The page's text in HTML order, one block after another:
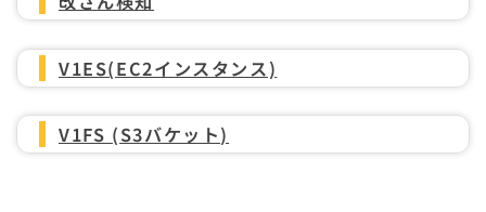
V1ES(EC2インスタンス)
V1FS (S3バケット)